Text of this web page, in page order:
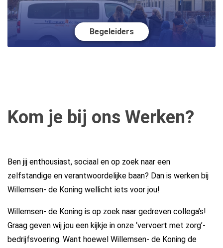
Begeleiders
Kom je bij ons Werken?
Ben jij enthousiast, sociaal en op zoek naar een
zelfstandige en verantwoordelijke baan? Dan is werken bij
Willemsen- de Koning wellicht iets voor jou!
Willemsen- de Koning is op zoek naar gedreven collega’s!
Graag geven wij jou een kijkje in onze ‘vervoert met zorg’-
bedrijfsvoering. Want hoewel Willemsen- de Koning de